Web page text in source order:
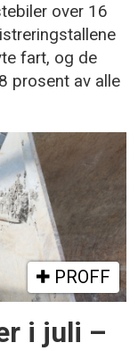
over 16
fart, og de
prosent av alle
PROFF
i juli –